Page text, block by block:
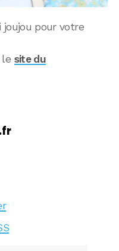
joujou pour votre
le site du